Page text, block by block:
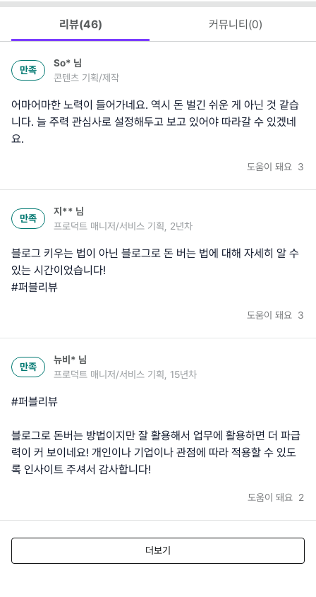
리뷰(46) 커뮤니티(0)
만족
So* 님
콘텐츠 기획/제작
어마어마한 노력이 들어가네요. 역시 돈 벌긴 쉬운 게 아닌 것 같습
니다. 늘 주력 관심사로 설정해두고 보고 있어야 따라갈 수 있겠네
요.
도움이 돼요 3
만족
지** 님
프로덕트 매니저/서비스 기획, 2년차
블로그 키우는 법이 아닌 블로그로 돈 버는 법에 대해 자세히 알 수
있는 시간이었습니다!
#퍼블리뷰
도움이 돼요 3
만족
뉴비* 님
프로덕트 매니저/서비스 기획, 15년차
#퍼블리뷰
블로그로 돈버는 방법이지만 잘 활용해서 업무에 활용하면 더 파급
력이 커 보이네요! 개인이나 기업이나 관점에 따라 적용할 수 있도
록 인사이트 주셔서 감사합니다!
도움이 돼요 2
더보기